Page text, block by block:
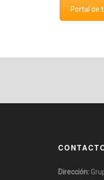
Portal de
Dirección: